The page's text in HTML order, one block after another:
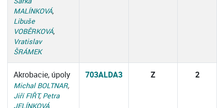
MALÍNKOVÁ,
Libuše
VOBĚRKOVÁ,
Vratislav
ŠRÁMEK
Akrobacie, úpoly
Michal BOLTNAR,
Jiří FIŘT,Petra
JELÍNKOVÁ
703ALDA3 Z 2